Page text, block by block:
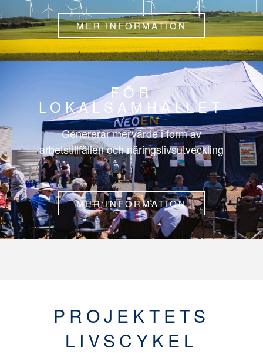
MER INFORMATION
FÖR
LOKALSAMHÄLLET
Genererar mervärde i form av
arbetstillfällen och näringslivsutveckling
MER INFORMATION
PROJEKTETS
LIVSCYKEL